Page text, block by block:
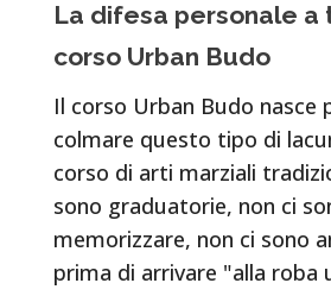
La difesa personale a
corso Urban Budo
Il corso Urban Budo nasce
colmare questo tipo di
corso di arti marziali
sono graduatorie, non ci
memorizzare, non ci sono
prima di arrivare "alla roba